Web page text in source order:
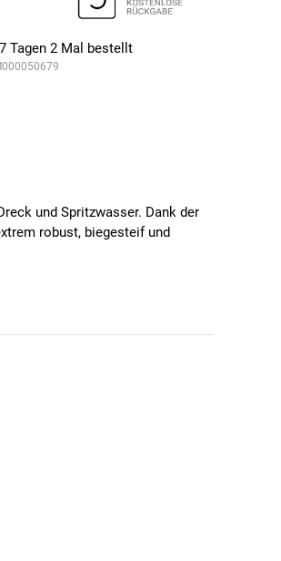
Tagen2 Mal bestellt
und Spritzwasser. Dank der
robust, biegesteif und
garantieren eine individuelle